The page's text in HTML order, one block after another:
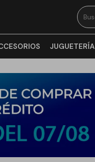
JUGUETERÍA